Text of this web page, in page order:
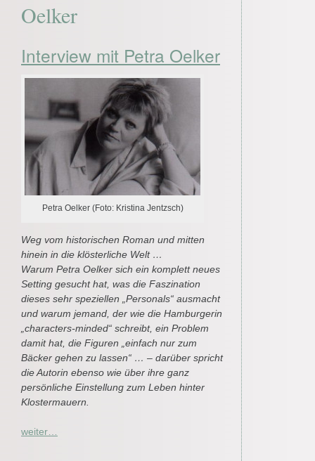
Oelker
Interview mit Petra Oelker
Petra Oelker (Foto: Kristina Jentzsch)
Weg vom historischen Roman und mitten
hinein in die klösterliche Welt …
Warum Petra Oelker sich ein komplett neues
Setting gesucht hat, was die Faszination
dieses sehr speziellen „Personals“ ausmacht
und warum jemand, der wie die Hamburgerin
„characters-minded“ schreibt, ein Problem
damit hat, die Figuren „einfach nur zum
Bäcker gehen zu lassen“ … – darüber spricht
die Autorin ebenso wie über ihre ganz
persönliche Einstellung zum Leben hinter
Klostermauern.
weiter…